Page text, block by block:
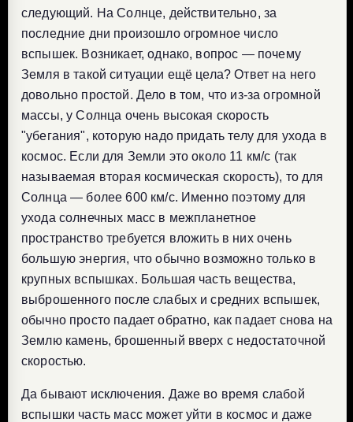
следующий. На Солнце, действительно, за
последние дни произошло огромное число
вспышек. Возникает, однако, вопрос — почему
Земля в такой ситуации ещё цела? Ответ на него
довольно простой. Дело в том, что из-за огромной
массы, у Солнца очень высокая скорость
"убегания", которую надо придать телу для ухода в
космос. Если для Земли это около 11 км/с (так
называемая вторая космическая скорость), то для
Солнца — более 600 км/с. Именно поэтому для
ухода солнечных масс в межпланетное
пространство требуется вложить в них очень
большую энергия, что обычно возможно только в
крупных вспышках. Большая часть вещества,
выброшенного после слабых и средних вспышек,
обычно просто падает обратно, как падает снова на
Землю камень, брошенный вверх с недостаточной
скоростью.
Да бывают исключения. Даже во время слабой
вспышки часть масс может уйти в космос и даже